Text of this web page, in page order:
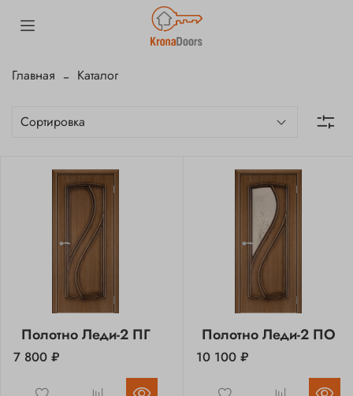
Главная Каталог
Полотно Леди-2 ПГ
7 800 ₽
Полотно Леди-2 ПО
10 100 ₽